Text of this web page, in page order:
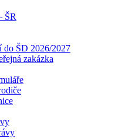
ŠR
do ŠD 2026/2027
zakázka